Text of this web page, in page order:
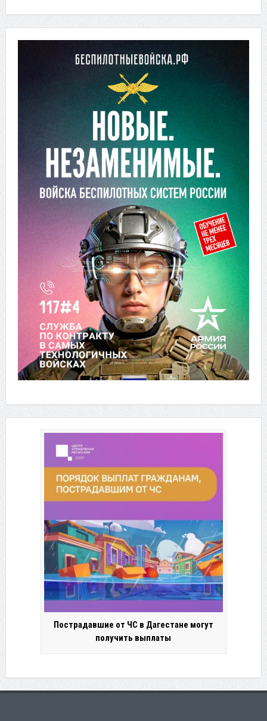
Пострадавшие от ЧС в Дагестане могут
получить выплаты